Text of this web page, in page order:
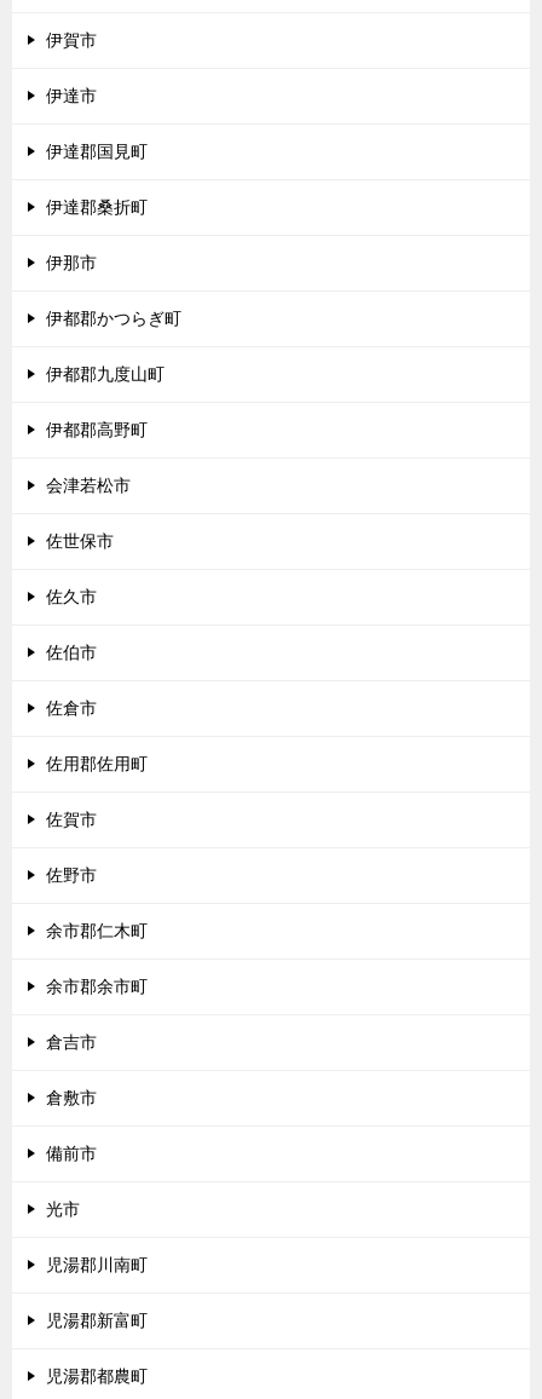
伊賀市
伊達市
伊達郡国見町
伊達郡桑折町
伊那市
伊都郡かつらぎ町
伊都郡九度山町
伊都郡高野町
会津若松市
佐世保市
佐久市
佐伯市
佐倉市
佐用郡佐用町
佐賀市
佐野市
余市郡仁木町
余市郡余市町
倉吉市
倉敷市
備前市
光市
児湯郡川南町
児湯郡新富町
児湯郡都農町